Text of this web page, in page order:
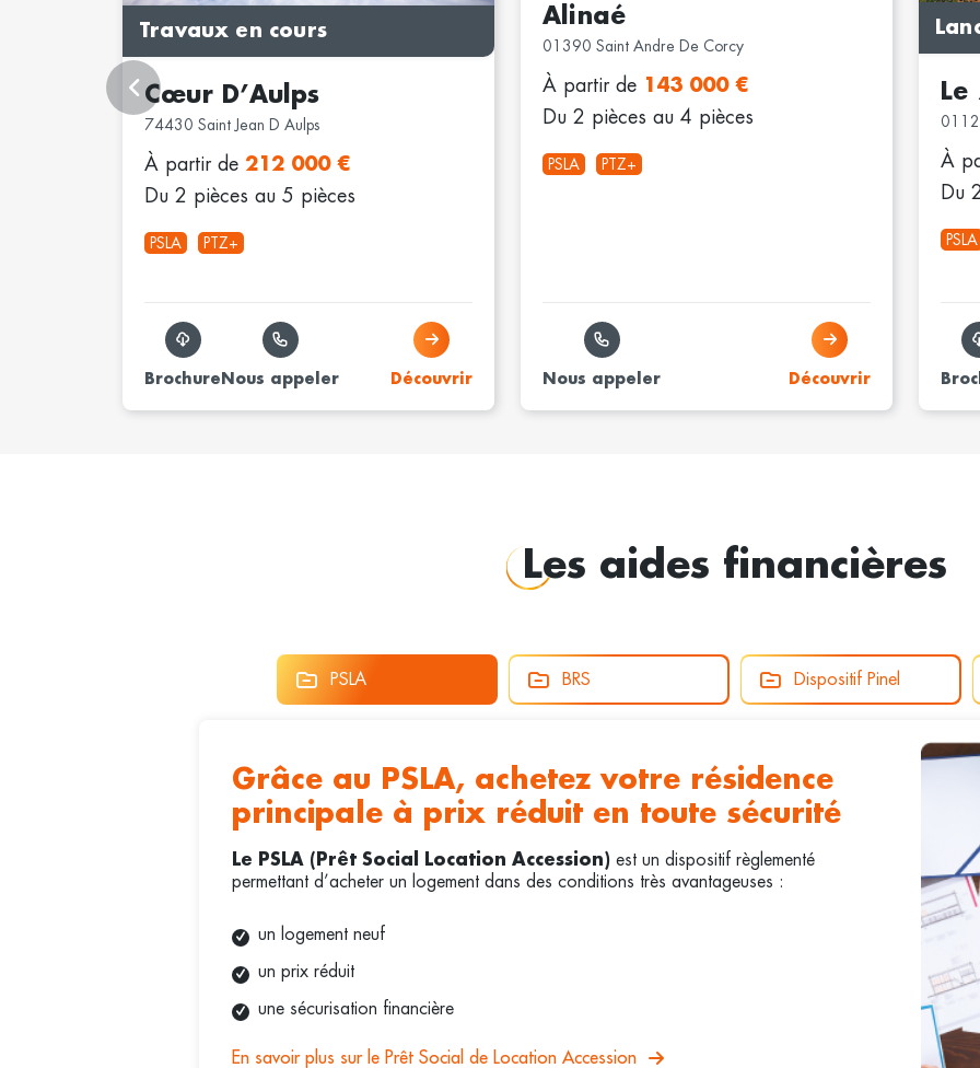
Travaux en cours
Cœur D’Aulps
74430 Saint Jean D Aulps
À partir de 212 000 €
Du 2 pièces au 5 pièces
PSLA PTZ+
Brochure Nous appeler Découvrir
Alinaé
01390 Saint Andre De Corcy
À partir de 143 000 €
Du 2 pièces au 4 pièces
PSLA PTZ+
Nous appeler Découvrir
À
Du
PSLA
Les aides financières
PSLA BRS Dispositif Pinel
Grâce au PSLA, achetez votre résidence
principale à prix réduit en toute sécurité
Le PSLA (Prêt Social Location Accession) est un dispositif règlementé
permettant d’acheter un logement dans des conditions très avantageuses :
un logement neuf
un prix réduit
une sécurisation financière
En savoir plus sur le Prêt Social de Location Accession